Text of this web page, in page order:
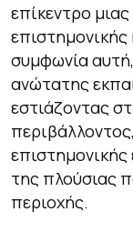
επίκεντρο
επιστημονικής
συμφωνία
ανώτατης
εστιάζοντας
της πλούσιας
περιοχής.